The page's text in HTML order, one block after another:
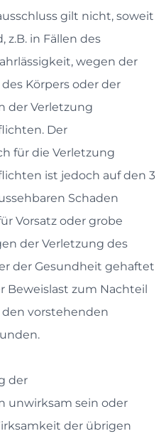
gilt nicht, soweit
in Fällen des
wegen der
Körpers oder der
der Verletzung
Der
für die Verletzung
ist jedoch auf den 3
Schaden
Vorsatz oder grobe
der Verletzung des
der Gesundheit gehaftet
Beweislast zum Nachteil
vorstehenden
der
unwirksam sein oder
der übrigen